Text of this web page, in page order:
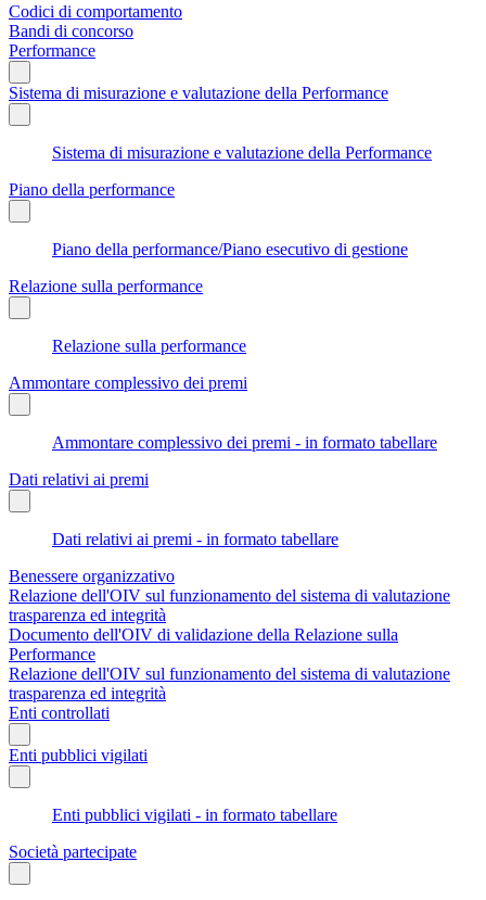
Codici di comportamento
Bandi di concorso
Performance
Sistema di misurazione e valutazione della Performance
Sistema di misurazione e valutazione della Performance
Piano della performance
Piano della performance/Piano esecutivo di gestione
Relazione sulla performance
Relazione sulla performance
Ammontare complessivo dei premi
Ammontare complessivo dei premi - in formato tabellare
Dati relativi ai premi
Dati relativi ai premi - in formato tabellare
Benessere organizzativo
Relazione dell'OIV sul funzionamento del sistema di valutazione
trasparenza ed integrità
Documento dell'OIV di validazione della Relazione sulla
Performance
Relazione dell'OIV sul funzionamento del sistema di valutazione
trasparenza ed integrità
Enti controllati
Enti pubblici vigilati
Enti pubblici vigilati - in formato tabellare
Società partecipate